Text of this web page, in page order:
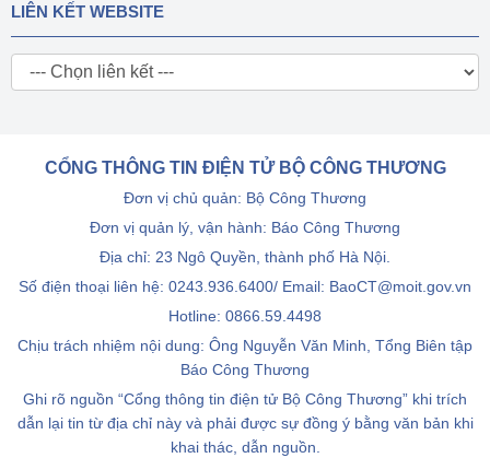
LIÊN KẾT WEBSITE
CỔNG THÔNG TIN ĐIỆN TỬ BỘ CÔNG THƯƠNG
Đơn vị chủ quản: Bộ Công Thương
Đơn vị quản lý, vận hành: Báo Công Thương
Địa chỉ: 23 Ngô Quyền, thành phố Hà Nội.
Số điện thoại liên hệ: 0243.936.6400/ Email: BaoCT@moit.gov.vn
Hotline: 0866.59.4498
Chịu trách nhiệm nội dung: Ông Nguyễn Văn Minh, Tổng Biên tập
Báo Công Thương
Ghi rõ nguồn “Cổng thông tin điện tử Bộ Công Thương” khi trích
dẫn lại tin từ địa chỉ này và phải được sự đồng ý bằng văn bản khi
khai thác, dẫn nguồn.